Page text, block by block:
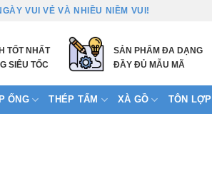
VUI VẺ VÀ NHIỀU NIỀM VUI!
TỐT NHẤT
SIÊU TỐC
SẢN PHẨM ĐA DẠNG
ĐẦY ĐỦ MẪU MÃ
ỐNG THÉP TẤM XÀ GỒ TÔN LỢP